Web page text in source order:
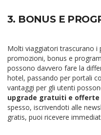
3. BONUS E
Molti viaggiatori trascurano i
promozioni, bonus e
possono davvero fare la
hotel, passando per portali
vantaggi per gli utenti
upgrade gratuiti e
spesso, iscrivendoti alle
gratis, puoi ricevere